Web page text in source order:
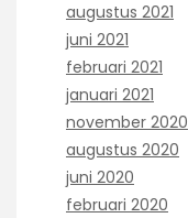
augustus 2021
juni 2021
februari 2021
januari 2021
november 2020
augustus 2020
juni 2020
februari 2020